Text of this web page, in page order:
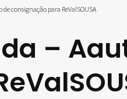
de consignação para ReValSOUSA
–